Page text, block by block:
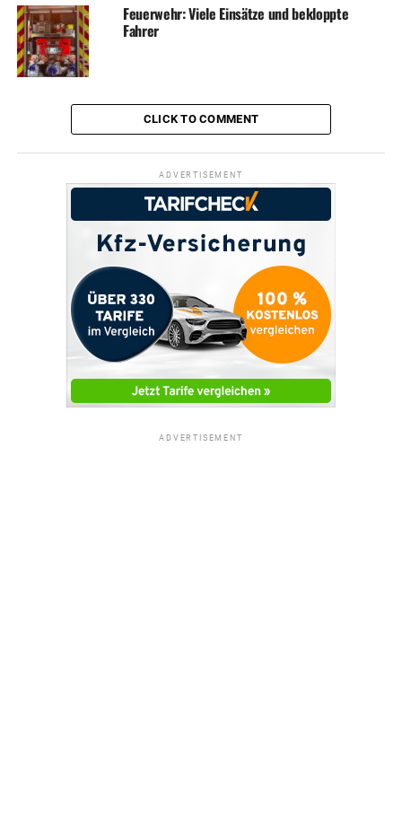
Feuerwehr: Viele Einsätze und bekloppte
Fahrer
CLICK TO COMMENT
ADVERTISEMENT
ADVERTISEMENT